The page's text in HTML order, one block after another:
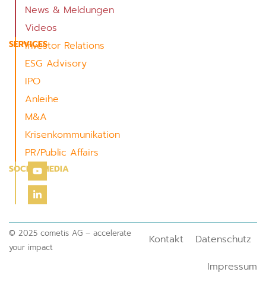
News & Meldungen
Videos
SERVICES
Investor Relations
ESG Advisory
IPO
Anleihe
M&A
Krisenkommunikation
PR/Public Affairs
SOCIAL MEDIA
© 2025 cometis AG – accelerate
your impact
Kontakt
Datenschutz
Impressum